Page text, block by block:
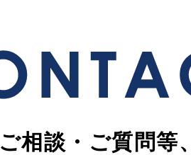
ご相談・ご質問等